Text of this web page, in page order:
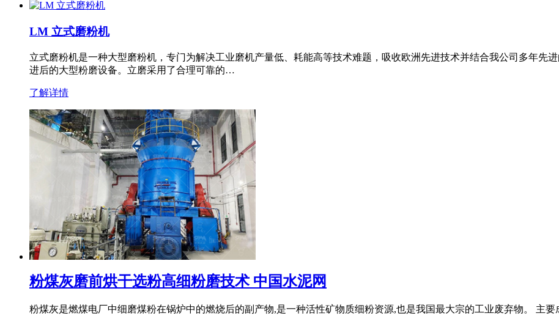
LM 立式磨粉机
立式磨粉机是一种大型磨粉机，专门为解决工业磨机产量低、耗能高等技术难题，吸收欧洲先进技术并结合我公司多年先
进后的大型粉磨设备。立磨采用了合理可靠的…
了解详情
粉煤灰磨前烘干选粉高细粉磨技术 中国水泥网
粉煤灰是燃煤电厂中细磨煤粉在锅炉中的燃烧后的副产物,是一种活性矿物质细粉资源,也是我国最大宗的工业废弃物。 主要